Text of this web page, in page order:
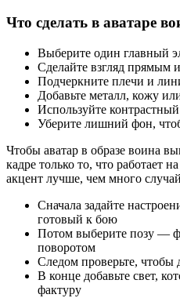
Что сделать в аватаре
Выберите один главный
Сделайте взгляд прямым
Подчеркните плечи и
Добавьте металл, кожу
Используйте
Уберите лишний фон,
Чтобы аватар в образе воина
кадре только то, что работает
акцент лучше, чем много
Сначала задайте
готовый к бою
Потом выберите позу —
поворотом
Следом проверьте,
В конце добавьте свет,
фактуру